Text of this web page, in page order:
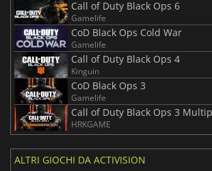
Call of Duty Black Ops 6
Gamelife
CoD Black Ops Cold War
Gamelife
Call of Duty Black Ops 4
Kinguin
CoD Black Ops 3
Gamelife
HRKGAME
ALTRI GIOCHI DA ACTIVISION